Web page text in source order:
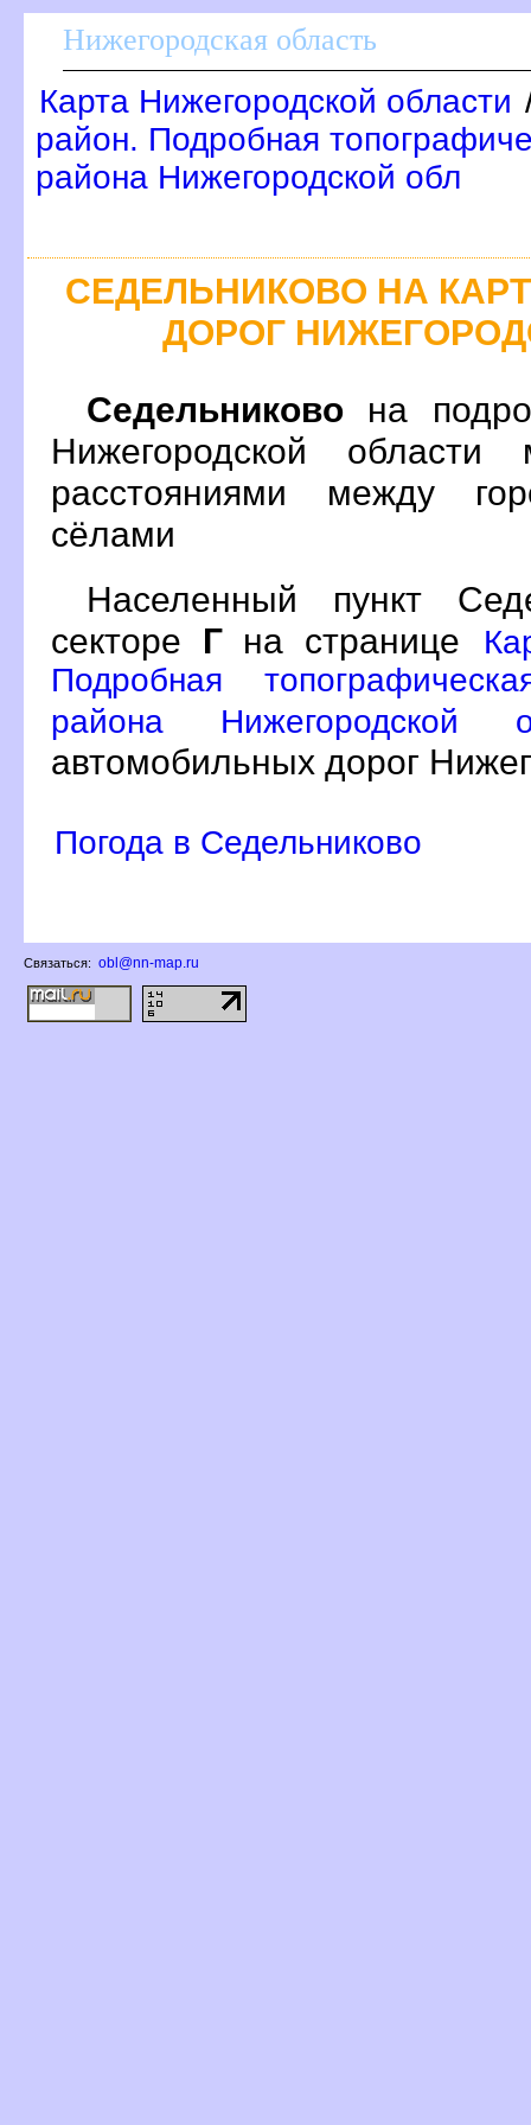
Нижегородская область
Карта Нижегородской области
район. Подробная
района Нижегородской обл
СЕДЕЛЬНИКОВО НА
ДОРОГ
Седельниково на
Нижегородской
расстояниями между
сёлами
Населенный пункт
секторе Гна странице
Подробная
района
автомобильных дорог
Погода в Седельниково
Связаться: obl@nn-map.ru